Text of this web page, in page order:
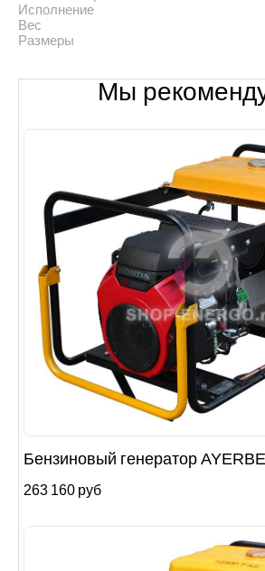
Исполнение
Вес
Размеры
Мы
Бензиновый генератор
263 160 руб